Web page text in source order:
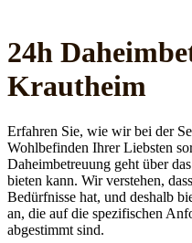
24h
Krautheim
Erfahren Sie, wie wir bei der
Wohlbefinden Ihrer Liebsten
Daheimbetreuung geht über
bieten kann. Wir verstehen,
Bedürfnisse hat, und deshalb
an, die auf die spezifischen
abgestimmt sind.